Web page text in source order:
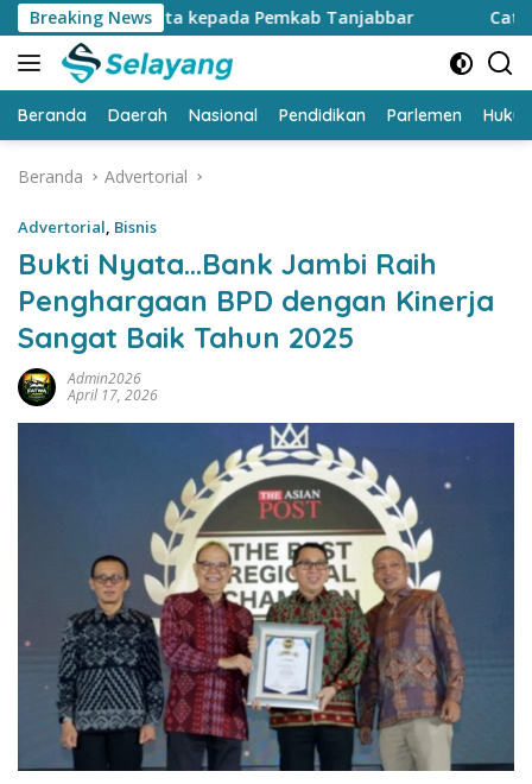
Langsung
ke
konten
Breaking News
Juta kepada Pemkab Tanjabbar Catat…. CFD di
Beranda Daerah Nasional Pendidikan Parlemen
Beranda Advertorial
Advertorial, Bisnis
Bukti Nyata…Bank Jambi Raih
Penghargaan BPD dengan Kinerja
Sangat Baik Tahun 2025
Admin2026
April 17, 2026